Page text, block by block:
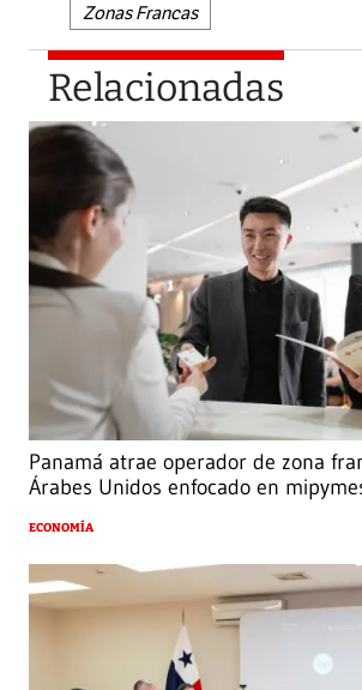
Zonas Francas
Relacionadas
Panamá atrae operador de zona
Árabes Unidos enfocado en
ECONOMÍA